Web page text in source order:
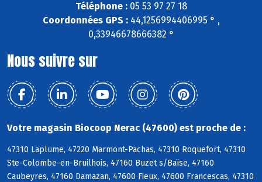
Téléphone :05 53 97 27 18
Coordonnées GPS :44,1256994406995 ° ,
0,33946678666382 °
Nous suivre sur
Votre magasin Biocoop Nerac (47600) est proche de :
47310 Laplume, 47220 Marmont-Pachas, 47310 Roquefort, 47310
Ste-Colombe-en-Bruilhois, 47160 Buzet s/Baïse, 47160
Caubeyres, 47160 Damazan, 47600 Fieux, 47600 Francescas, 47310